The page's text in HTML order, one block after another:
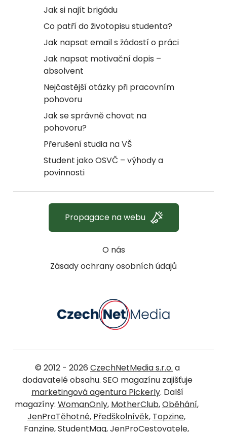
Jak si najít brigádu
Co patří do životopisu studenta?
Jak napsat email s žádostí o práci
Jak napsat motivační dopis –
absolvent
Nejčastější otázky při pracovním
pohovoru
Jak se správně chovat na
pohovoru?
Přerušení studia na VŠ
Student jako OSVČ – výhody a
povinnosti
O nás
Zásady ochrany osobních údajů
Propagace na webu
© 2012 - 2026 CzechNetMedia s.r.o. a
dodavatelé obsahu. SEO magazínu zajišťuje
marketingová agentura Pickerly. Další
magazíny: WomanOnly, MotherClub,Oběhání,
JenProTěhotné, Předškolnívěk, Topzine,
Fanzine,StudentMag,JenProCestovatele,